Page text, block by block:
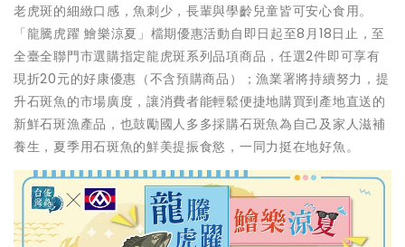
老虎斑的細緻口感，魚刺少，長輩與學齡兒童皆可安心食用。
「龍騰虎躍 鱠樂涼夏」檔期優惠活動自即日起至8月18日止，至
全臺全聯門市選購指定龍虎斑系列品項商品，任選2件即可享有
現折20元的好康優惠（不含預購商品）；漁業署將持續努力，提
升石斑魚的市場廣度，讓消費者能輕鬆便捷地購買到產地直送的
新鮮石斑漁產品，也鼓勵國人多多採購石斑魚為自己及家人滋補
養生，夏季用石斑魚的鮮美提振食慾，一同力挺在地好魚。